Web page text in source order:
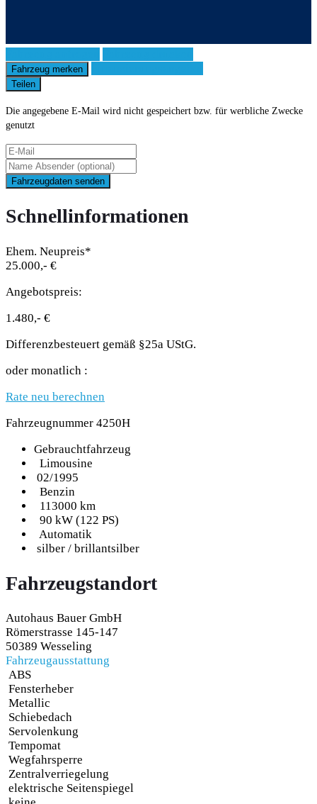
Fahrzeug merken
Teilen
Die angegebene E-Mail wird nicht gespeichert bzw. für werbliche Zwecke
genutzt
Fahrzeugdaten senden
Schnellinformationen
Ehem. Neupreis*
25.000,- €
Angebotspreis:
1.480,- €
Differenzbesteuert gemäß §25a UStG.
oder monatlich :
Rate neu berechnen
Fahrzeugnummer 4250H
Gebrauchtfahrzeug
Limousine
02/1995
Benzin
113000 km
90 kW (122 PS)
Automatik
silber / brillantsilber
Fahrzeugstandort
Autohaus Bauer GmbH
Römerstrasse 145-147
50389 Wesseling
Fahrzeugausstattung
ABS
Fensterheber
Metallic
Schiebedach
Servolenkung
Tempomat
Wegfahrsperre
Zentralverriegelung
elektrische Seitenspiegel